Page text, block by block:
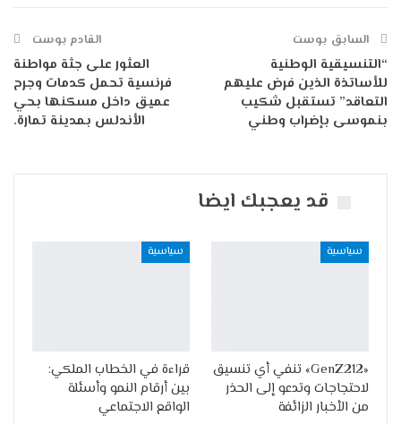
السابق بوست
“التنسيقية الوطنية
للأساتذة الذين فرض عليهم
التعاقد” تستقبل شكيب
بنموسى بإضراب وطني
القادم بوست
العثور على جثة مواطنة
فرنسية تحمل كدمات وجرح
عميق داخل مسكنها بحي
الأندلس بمدينة تمارة.
قد يعجبك ايضا
سياسية
«GenZ212» تنفي أي تنسيق
لاحتجاجات وتدعو إلى الحذر
من الأخبار الزائفة
سياسية
قراءة في الخطاب الملكي:
بين أرقام النمو وأسئلة
الواقع الاجتماعي